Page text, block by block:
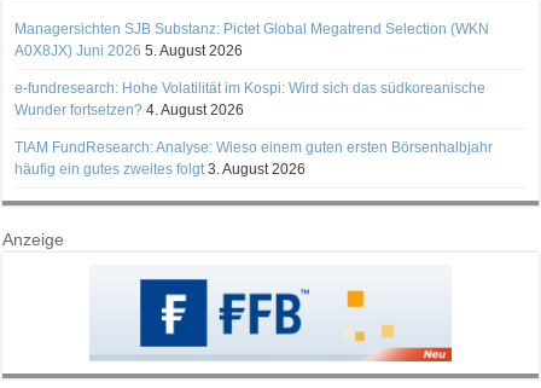
Managersichten SJB Substanz: Pictet Global Megatrend Selection (WKN
A0X8JX) Juni 2026 5. August 2026
e-fundresearch: Hohe Volatilität im Kospi: Wird sich das südkoreanische
Wunder fortsetzen? 4. August 2026
TIAM FundResearch: Analyse: Wieso einem guten ersten Börsenhalbjahr
häufig ein gutes zweites folgt 3. August 2026
Anzeige